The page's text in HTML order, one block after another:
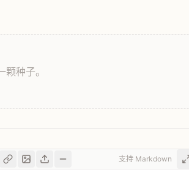
种子。
支持 Markdown